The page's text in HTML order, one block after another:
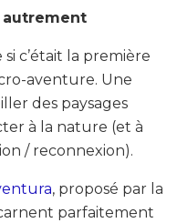
autrement
c’était la première
aventure. Une
des paysages
à la nature (et à
/ reconnexion).
, proposé par la
parfaitement